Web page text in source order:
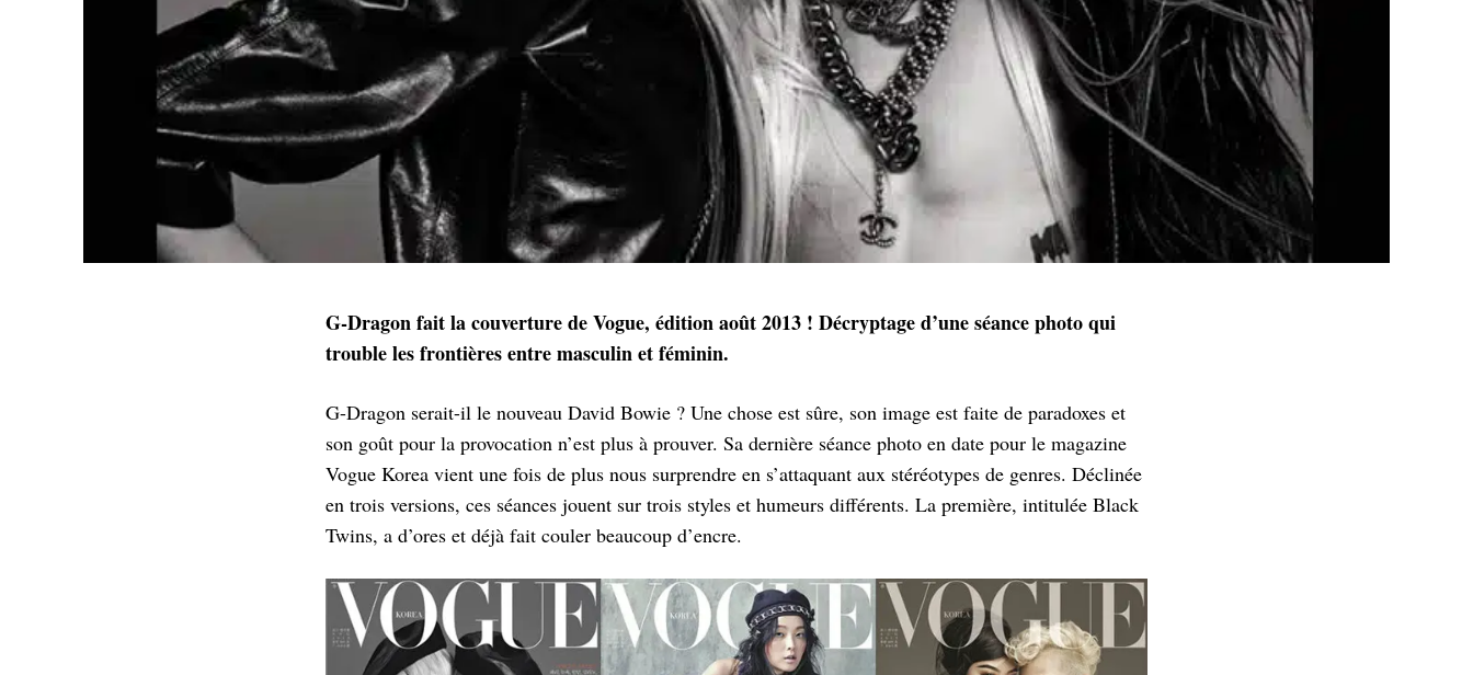
G-Dragon fait la couverture de Vogue, édition août 2013 ! Décryptage d’une séance photo qui
trouble les frontières entre masculin et féminin.
G-Dragon serait-il le nouveau David Bowie ? Une chose est sûre, son image est faite de paradoxes et
son goût pour la provocation n’est plus à prouver. Sa dernière séance photo en date pour le magazine
Vogue Korea vient une fois de plus nous surprendre en s’attaquant aux stéréotypes de genres. Déclinée
en trois versions, ces séances jouent sur trois styles et humeurs différents. La première, intitulée Black
Twins, a d’ores et déjà fait couler beaucoup d’encre.